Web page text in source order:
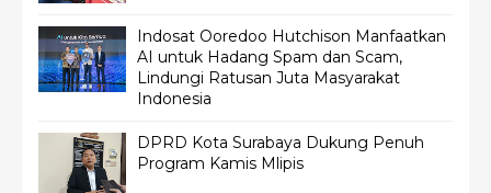
Indosat Ooredoo Hutchison Manfaatkan
AI untuk Hadang Spam dan Scam,
Lindungi Ratusan Juta Masyarakat
Indonesia
DPRD Kota Surabaya Dukung Penuh
Program Kamis Mlipis